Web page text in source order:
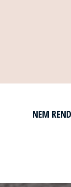
NEM